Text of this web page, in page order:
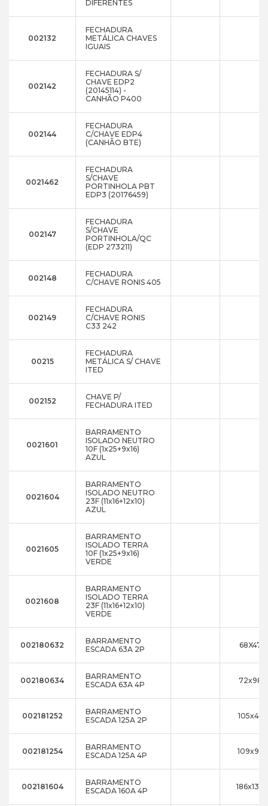
DIFERENTES
002132
FECHADURA
METÁLICA CHAVES
IGUAIS
002142
FECHADURA S/
CHAVE EDP2
(20145114) -
CANHÃO P400
002144
FECHADURA
C/CHAVE EDP4
(CANHÃO BTE)
0021462
FECHADURA
S/CHAVE
PORTINHOLA PBT
EDP3 (20176459)
002147
FECHADURA
S/CHAVE
PORTINHOLA/QC
(EDP 273211)
002148
FECHADURA
C/CHAVE RONIS 405
002149
FECHADURA
C/CHAVE RONIS
C33 242
00215
FECHADURA
METÁLICA S/ CHAVE
ITED
002152
CHAVE P/
FECHADURA ITED
0021601
BARRAMENTO
ISOLADO NEUTRO
10F (1x25+9x16)
AZUL
0021604
BARRAMENTO
ISOLADO NEUTRO
23F (11x16+12x10)
AZUL
0021605
BARRAMENTO
ISOLADO TERRA
10F (1x25+9x16)
VERDE
0021608
BARRAMENTO
ISOLADO TERRA
23F (11x16+12x10)
VERDE
002180632
BARRAMENTO
ESCADA 63A 2P
002180634
BARRAMENTO
ESCADA 63A 4P
002181252
BARRAMENTO
ESCADA 125A 2P
002181254
BARRAMENTO
ESCADA 125A 4P
002181604
BARRAMENTO
ESCADA 160A 4P